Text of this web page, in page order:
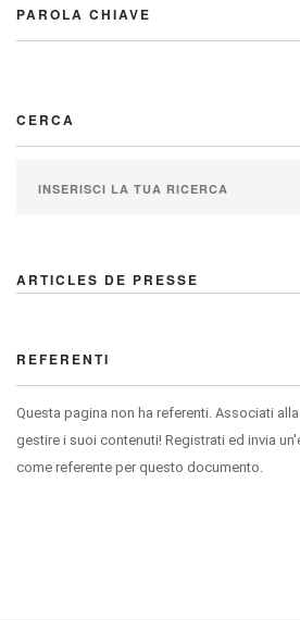
PAROLA CHIAVE
CERCA
ARTICLES DE PRESSE
REFERENTI
Questa pagina non ha referenti. Associati
gestire i suoi contenuti! Registrati ed invia
come referente per questo documento.